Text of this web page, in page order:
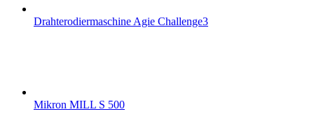
Drahterodiermaschine Agie Challenge3
Mikron MILL S 500